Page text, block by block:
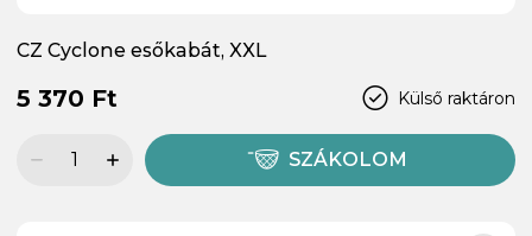
CZ Cyclone esőkabát, XXL
Külső raktáron
5 370 Ft
SZÁKOLOM